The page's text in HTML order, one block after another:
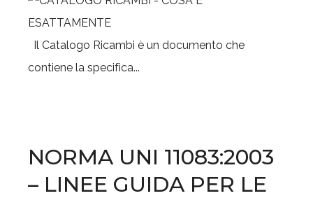
Il Catalogo Ricambi è un documento che
contiene la specifica...
NORMA UNI 11083:2003
– LINEE GUIDA PER LE